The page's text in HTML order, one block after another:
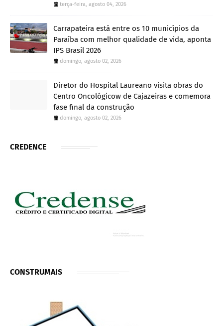
terça-feira, agosto 04, 2026
Carrapateira está entre os 10 municípios da
Paraíba com melhor qualidade de vida, aponta
IPS Brasil 2026
domingo, agosto 02, 2026
Diretor do Hospital Laureano visita obras do
Centro Oncológicow de Cajazeiras e comemora
fase final da construção
domingo, agosto 02, 2026
CREDENCE
CONSTRUMAIS